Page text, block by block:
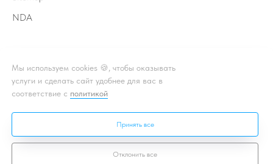
NDA
Принимаем к оплате
* - Подробная информация об акции, условиях, подробности в
чате или личном кабинете
Мы используем cookies 🍪, чтобы оказывать
услуги и сделать сайт удобнее для вас в
соответствие с политикой
Принять все
Отклонить все